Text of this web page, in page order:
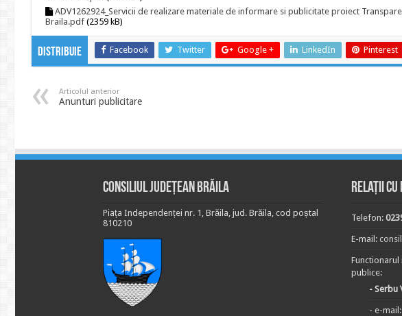
ADV1262924_Servicii de realizare materiale de informare si publicitate proiect
Braila.pdf (2359 kB)
Distribuie Facebook Twitter Google + LinkedIn Pinterest
Articolul anterior
Anunturi publicitare
Consiliul Județean Brăila
Piața Independenței nr. 1, Brăila, jud. Brăila, cod poștal
810210
Relații
Telefon:
E-mail:
publice:
- Serbu
- e-mail: